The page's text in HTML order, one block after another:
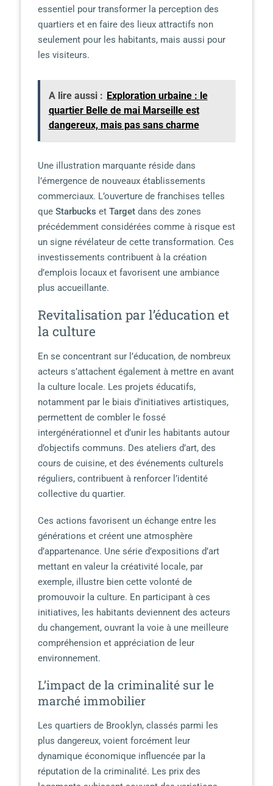
essentiel pour transformer la perception des
quartiers et en faire des lieux attractifs non
seulement pour les habitants, mais aussi pour
les visiteurs.
A lire aussi : Exploration urbaine : le
quartier Belle de mai Marseille est
dangereux, mais pas sans charme
Une illustration marquante réside dans
l’émergence de nouveaux établissements
commerciaux. L’ouverture de franchises telles
que Starbucks et Targetdans des zones
précédemment considérées comme à risque est
un signe révélateur de cette transformation. Ces
investissements contribuent à la création
d’emplois locaux et favorisent une ambiance
plus accueillante.
Revitalisation par l’éducation et
la culture
En se concentrant sur l’éducation, de nombreux
acteurs s’attachent également à mettre en avant
la culture locale. Les projets éducatifs,
notamment par le biais d’initiatives artistiques,
permettent de combler le fossé
intergénérationnel et d’unir les habitants autour
d’objectifs communs. Des ateliers d’art, des
cours de cuisine, et des événements culturels
réguliers, contribuent à renforcer l’identité
collective du quartier.
Ces actions favorisent un échange entre les
générations et créent une atmosphère
d’appartenance. Une série d’expositions d’art
mettant en valeur la créativité locale, par
exemple, illustre bien cette volonté de
promouvoir la culture. En participant à ces
initiatives, les habitants deviennent des acteurs
du changement, ouvrant la voie à une meilleure
compréhension et appréciation de leur
environnement.
L’impact de la criminalité sur le
marché immobilier
Les quartiers de Brooklyn, classés parmi les
plus dangereux, voient forcément leur
dynamique économique influencée par la
réputation de la criminalité. Les prix des